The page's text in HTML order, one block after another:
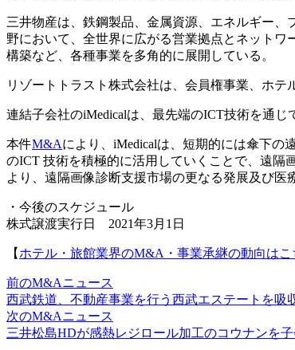
三井物産は、鉄鋼製品、金属資源、エネルギー
野において、全世界に広がる営業拠点とネット
構築など、各種事業を多角的に展開している。
リゾートトラスト株式会社は、会員権事業、ホテ
連結子会社のiMedicalは、最先端のICT技術を通
本件M&Aにより、iMedicalは、短期的には傘下
のICT 技術を積極的に活用していくことで、遠隔
より、遠隔画像診断支援市場の更なる発展及び医
・今後のスケジュール
株式譲渡実行日 2021年3月1日
【 ホテル・旅館業界のM&A・事業承継の動向はこ
前のM&Aニュース
西武鉄道、不動産事業を行う西武エステートを吸
次のM&Aニュース
三井松島HDが感熱レジロール加工のコウナンを